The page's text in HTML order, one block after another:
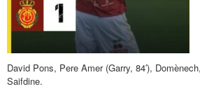
David Pons, Pere Amer (Garry, 84′),
Saifdine.